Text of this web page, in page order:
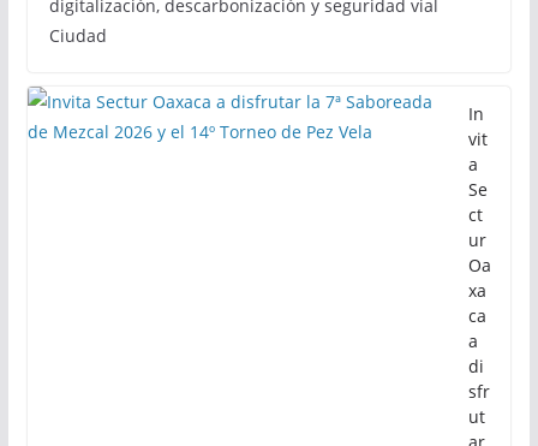
digitalización, descarbonización y seguridad vial
Ciudad
In
vit
a
Se
ct
ur
Oa
xa
ca
a
di
sfr
ut